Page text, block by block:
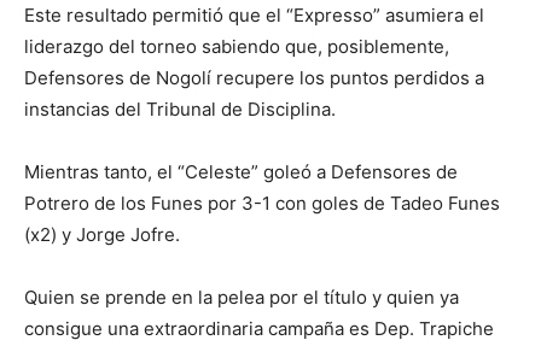
Este resultado permitió que el “Expresso” asumiera el
liderazgo del torneo sabiendo que, posiblemente,
Defensores de Nogolí recupere los puntos perdidos a
instancias del Tribunal de Disciplina.
Mientras tanto, el “Celeste” goleó a Defensores de
Potrero de los Funes por 3-1 con goles de Tadeo Funes
(x2) y Jorge Jofre.
Quien se prende en la pelea por el título y quien ya
consigue una extraordinaria campaña es Dep. Trapiche